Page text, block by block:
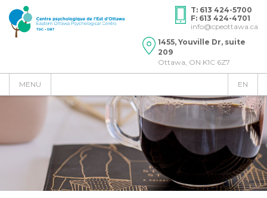
T: 613 424-5700
F: 613 424-4701
info@cpeottawa.ca
1455, Youville Dr, suite
209
Ottawa, ON K1C 6Z7
MENU EN